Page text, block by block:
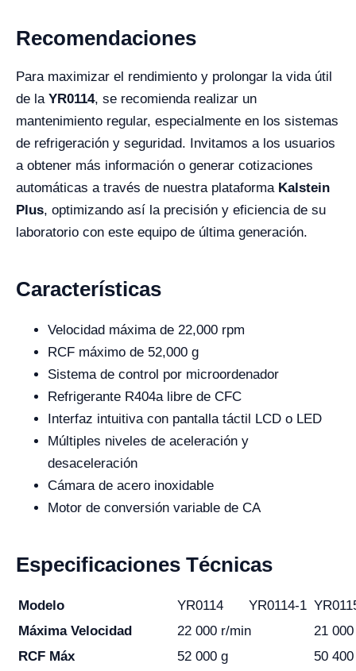
Recomendaciones
Para maximizar el rendimiento y prolongar la vida útil
de la YR0114, se recomienda realizar un
mantenimiento regular, especialmente en los sistemas
de refrigeración y seguridad. Invitamos a los usuarios
a obtener más información o generar cotizaciones
automáticas a través de nuestra plataforma Kalstein
Plus, optimizando así la precisión y eficiencia de su
laboratorio con este equipo de última generación.
Características
Velocidad máxima de 22,000 rpm
RCF máximo de 52,000 g
Sistema de control por microordenador
Refrigerante R404a libre de CFC
Interfaz intuitiva con pantalla táctil LCD o LED
Múltiples niveles de aceleración y
desaceleración
Cámara de acero inoxidable
Motor de conversión variable de CA
Especificaciones Técnicas
Modelo YR0114 YR0114-1
Máxima Velocidad
22 000 r/min
21
RCF Máx
52 000 g
50